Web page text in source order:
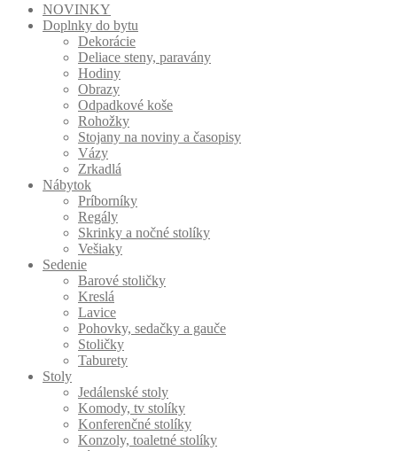
NOVINKY
Doplnky do bytu
Dekorácie
Deliace steny, paravány
Hodiny
Obrazy
Odpadkové koše
Rohožky
Stojany na noviny a časopisy
Vázy
Zrkadlá
Nábytok
Príborníky
Regály
Skrinky a nočné stolíky
Vešiaky
Sedenie
Barové stoličky
Kreslá
Lavice
Pohovky, sedačky a gauče
Stoličky
Taburety
Stoly
Jedálenské stoly
Komody, tv stolíky
Konferenčné stolíky
Konzoly, toaletné stolíky